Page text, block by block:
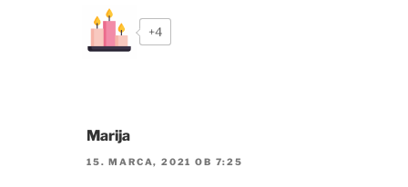
+4
Marija
15. MARCA, 2021 OB 7:25